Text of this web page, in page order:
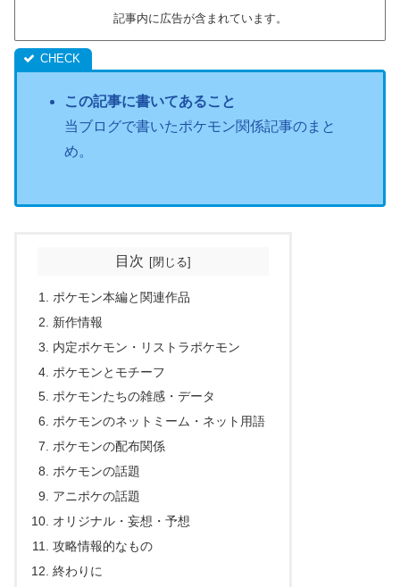
記事内に広告が含まれています。
この記事に書いてあること
当ブログで書いたポケモン関係記事のまと
め。
目次
ポケモン本編と関連作品
新作情報
内定ポケモン・リストラポケモン
ポケモンとモチーフ
ポケモンたちの雑感・データ
ポケモンのネットミーム・ネット用語
ポケモンの配布関係
ポケモンの話題
アニポケの話題
オリジナル・妄想・予想
攻略情報的なもの
終わりに